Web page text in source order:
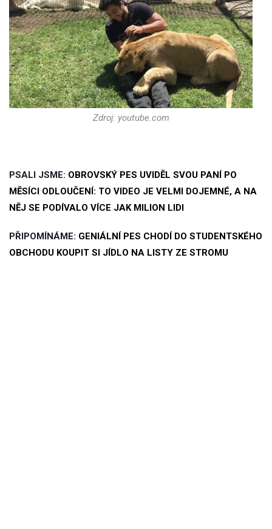
Zdroj: youtube.com
PSALI JSME: OBROVSKÝ PES UVIDĚL SVOU PANÍ PO
MĚSÍCI ODLOUČENÍ: TO VIDEO JE VELMI DOJEMNÉ, A NA
NĚJ SE PODÍVALO VÍCE JAK MILION LIDI
PŘIPOMÍNÁME: GENIÁLNÍ PES CHODÍ DO STUDENTSKÉHO
OBCHODU KOUPIT SI JÍDLO NA LISTY ZE STROMU